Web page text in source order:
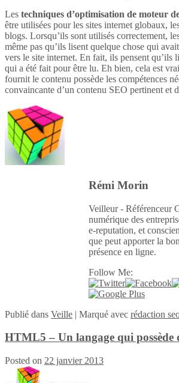
Les techniques d’optimisation de moteur
être utilisées pour les sites internet globaux,
blogs. Lorsqu’ils sont utilisés correctement,
même pas qu’ils lisent quelque chose qui
vers le site internet. En fait, ils pensent qu’ils
qui a été fait pour être lu. Eh bien, cela est
fournit le contenu possède les compétences
convaincante d’un contenu SEO pertinent et
Rémi Morin
Veilleur - Référenceur
numérique des
e-reputation, et
que peut apporter la
présence en ligne.
Follow Me:
Publié dans Veille | Marqué avec rédaction
HTML5 – Un langage qui possède
Posted on 22 janvier 2013